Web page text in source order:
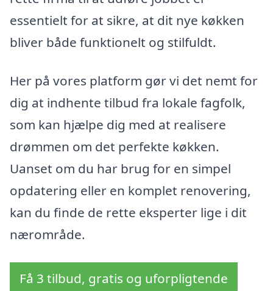
essentielt for at sikre, at dit nye køkken
bliver både funktionelt og stilfuldt.
Her på vores platform gør vi det nemt for
dig at indhente tilbud fra lokale fagfolk,
som kan hjælpe dig med at realisere
drømmen om det perfekte køkken.
Uanset om du har brug for en simpel
opdatering eller en komplet renovering,
kan du finde de rette eksperter lige i dit
nærområde.
Få 3 tilbud, gratis og uforpligtende